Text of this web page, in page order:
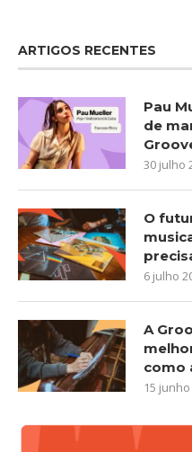
ARTIGOS RECENTES
Pau
de
30 julho
O
6 julho
A
como
15